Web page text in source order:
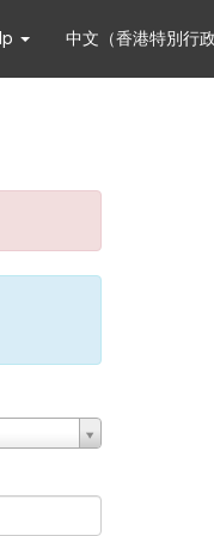
中文（香港特別行